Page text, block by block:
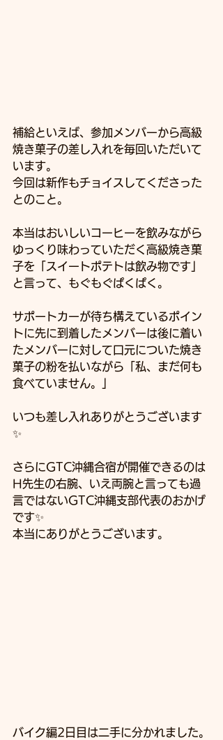
補給といえば、参加メンバーから高級
焼き菓子の差し入れを毎回いただいて
います。
今回は新作もチョイスしてくださった
とのこと。
本当はおいしいコーヒーを飲みながら
ゆっくり味わっていただく高級焼き菓
子を「スイートポテトは飲み物です」
と言って、もぐもぐぱくぱく。
サポートカーが待ち構えているポイン
トに先に到着したメンバーは後に着い
たメンバーに対して口元についた焼き
菓子の粉を払いながら「私、まだ何も
食べていません。」
いつも差し入れありがとうございます
✨
さらにGTC沖縄合宿が開催できるのは
H先生の右腕、いえ両腕と言っても過
言ではないGTC沖縄支部代表のおかげ
です✨
本当にありがとうございます。
バイク編2日目は二手に分かれました。